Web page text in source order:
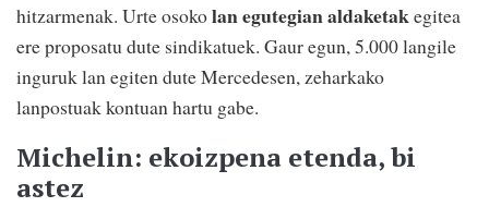
hitzarmenak. Urte osokolan egutegian aldaketakegitea
ere proposatu dute sindikatuek. Gaur egun, 5.000 langile
inguruk lan egiten dute Mercedesen, zeharkako
lanpostuak kontuan hartu gabe.
Michelin: ekoizpena etenda, bi
astez